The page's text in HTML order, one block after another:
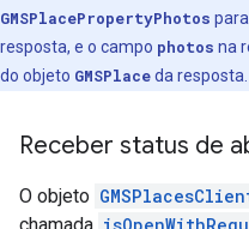
GMSPlacePropertyPhotos
resposta, e o campo photos na
do objeto GMSPlaceda resposta.
Receber status de
O objeto